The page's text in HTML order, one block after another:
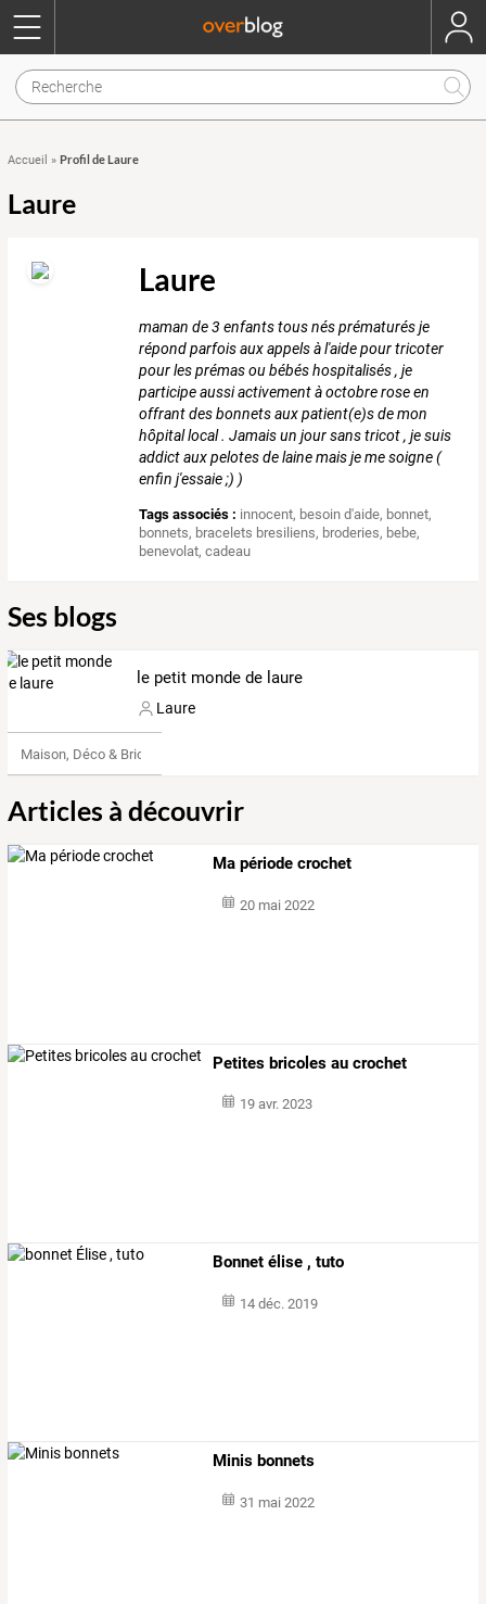
Accueil » Profil de Laure
Laure
Laure
maman de 3 enfants tous nés prématurés je
répond parfois aux appels à l'aide pour tricoter
pour les prémas ou bébés hospitalisés , je
participe aussi activement à octobre rose en
offrant des bonnets aux patient(e)s de mon
hôpital local . Jamais un jour sans tricot , je suis
addict aux pelotes de laine mais je me soigne (
enfin j'essaie ;) )
Tags associés : innocent, besoin d'aide, bonnet,
bonnets, bracelets bresiliens, broderies, bebe,
benevolat,cadeau
Ses blogs
le petit monde de laure
Laure
Maison, Déco & Bricolage
Articles à découvrir
Ma période crochet
20 mai 2022
Petites bricoles au crochet
19 avr. 2023
Bonnet élise , tuto
14 déc. 2019
Minis bonnets
31 mai 2022